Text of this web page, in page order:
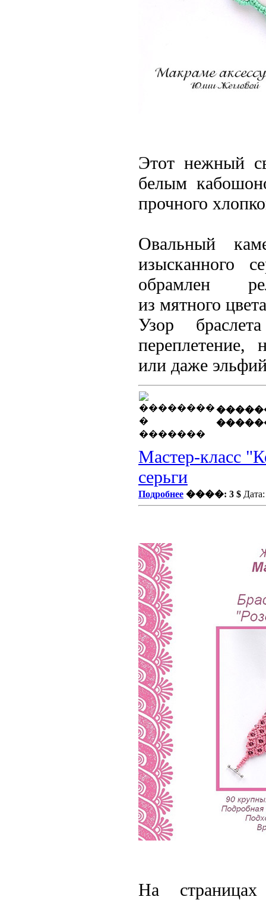
Этот нежный
белым
прочного
Овальный
изысканного
обрамлен
из мятного
Узор браслета
переплетение,
или даже
Мастер-класс
серьги
Подробнее ����: 3 $
На